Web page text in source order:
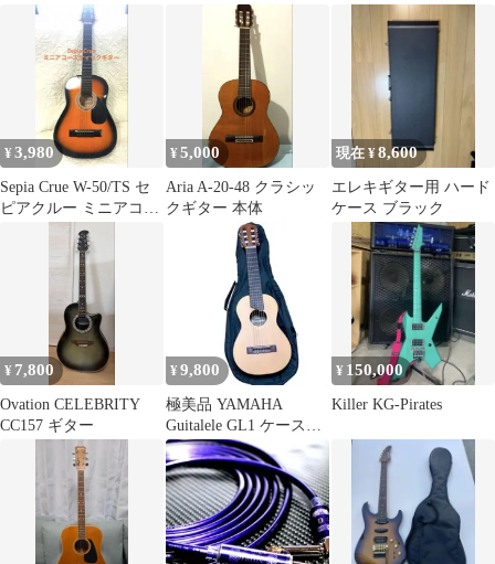
BELLAME
ャンク 高級インレイ仕
¥3,980
Sepia Crue W-50/TS セ
ピアクルー ミニアコー
スティックギター
¥5,000
Aria A-20-48 クラシッ
クギター 本体
現在 ¥8,600
エレキギター用 ハード
ケース ブラック
¥ 7,800
Ovation CELEBRITY
CC157 ギター
¥ 9,800
極美品 YAMAHA
Guitalele GL1 ケース付
き ヤマハ ギタレレ
¥ 150,000
Killer KG-Pirates